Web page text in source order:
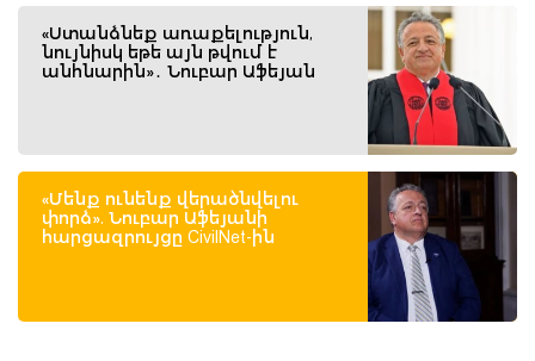
«Ստանձնեք առաքելություն,
նույնիսկ եթե այն թվում է
անհնարին»․ Նուբար Աֆեյան
«Մենք ունենք վերածնվելու
փորձ». Նուբար Աֆեյանի
հարցազրույցը CivilNet-ին